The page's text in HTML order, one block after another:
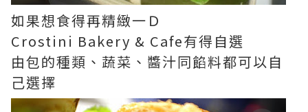
如果想食得再精緻一Ｄ
Crostini Bakery & Cafe有得自選
由包的種類、蔬菜、醬汁同餡料都可以自
己選擇